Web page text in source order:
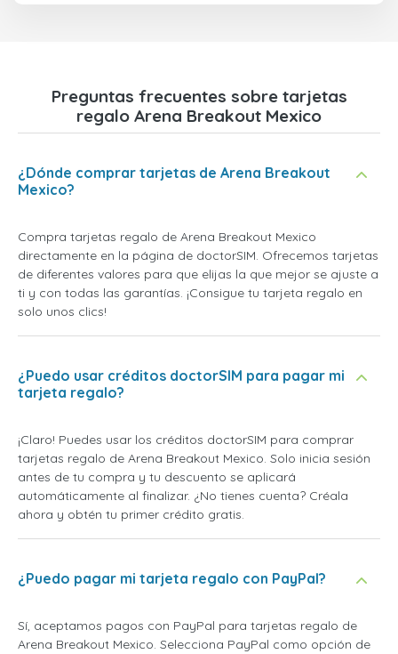
Preguntas frecuentes sobre tarjetas
regalo Arena Breakout Mexico
¿Dónde comprar tarjetas de Arena Breakout
Mexico?
Compra tarjetas regalo de Arena Breakout Mexico
directamente en la página de doctorSIM. Ofrecemos tarjetas
de diferentes valores para que elijas la que mejor se ajuste a
ti y con todas las garantías. ¡Consigue tu tarjeta regalo en
solo unos clics!
¿Puedo usar créditos doctorSIM para pagar mi
tarjeta regalo?
¡Claro! Puedes usar los créditos doctorSIM para comprar
tarjetas regalo de Arena Breakout Mexico. Solo inicia sesión
antes de tu compra y tu descuento se aplicará
automáticamente al finalizar. ¿No tienes cuenta? Créala
ahora y obtén tu primer crédito gratis.
¿Puedo pagar mi tarjeta regalo con PayPal?
Sí, aceptamos pagos con PayPal para tarjetas regalo de
Arena Breakout Mexico. Selecciona PayPal como opción de